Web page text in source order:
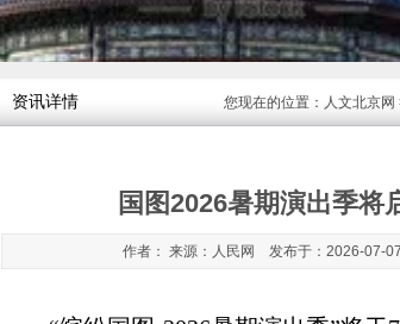
资讯详情 您现在的位置： 人文北京网
国图2026暑期演出季将
作者： 来源：人民网 发布于：2026-07-